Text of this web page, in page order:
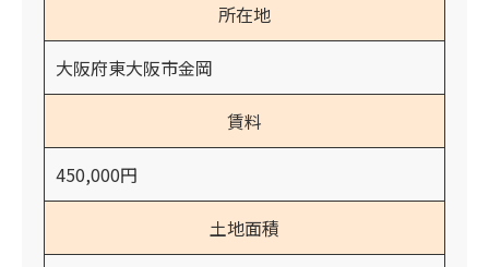
所在地
大阪府東大阪市金岡
賃料
450,000円
土地面積